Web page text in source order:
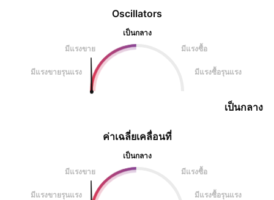
Oscillators
เป็นกลาง
มีแรงขาย
มีแรงซื้อ
มีแรงขายรุนแรง มีแรงซื้อรุนแรง
เป็นกลาง
ค่าเฉลี่ยเคลื่อนที่
เป็นกลาง
มีแรงขาย
มีแรงซื้อ
มีแรงขายรุนแรง มีแรงซื้อรุนแรง